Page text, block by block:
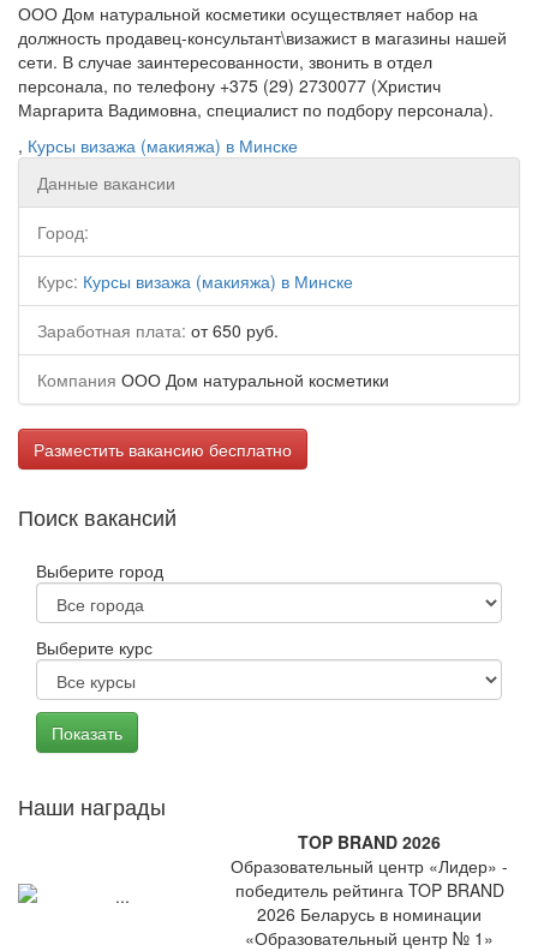
ООО Дом натуральной косметики осуществляет набор на
должность продавец-консультант\визажист в магазины нашей
сети. В случае заинтересованности, звонить в отдел
персонала, по телефону +375 (29) 2730077 (Христич
Маргарита Вадимовна, специалист по подбору персонала).
, Курсы визажа (макияжа) в Минске
Данные вакансии
Город:
Курс: Курсы визажа (макияжа) в Минске
Заработная плата: от 650 руб.
Компания ООО Дом натуральной косметики
Разместить вакансию бесплатно
Поиск вакансий
Выберите город
Выберите курс
Наши награды
TOP BRAND 2026
Образовательный центр «Лидер» -
победитель рейтинга TOP BRAND
2026 Беларусь в номинации
«Образовательный центр № 1»